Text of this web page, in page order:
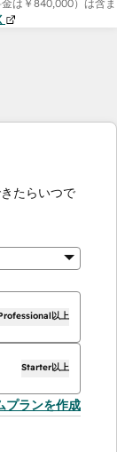
は ￥840,000）は含ま
たらいつで
以上
Starter以上
プランを作成